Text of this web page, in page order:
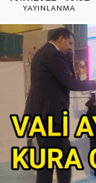
YAYINLANMA
Magazin
Haber